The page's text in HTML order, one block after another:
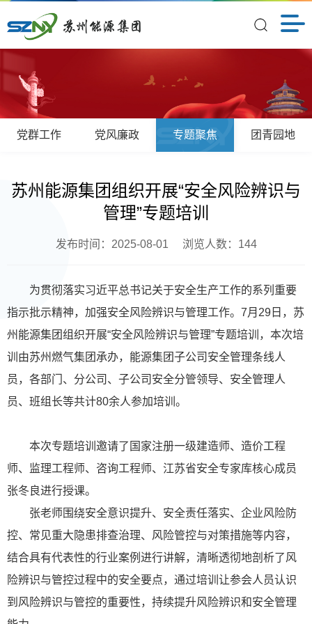
党群工作 党风廉政 专题聚焦 团青园地
苏州能源集团组织开展“安全风险辨识与
管理”专题培训
发布时间：2025-08-01 浏览人数： 144
为贯彻落实习近平总书记关于安全生产工作的系列重要
指示批示精神，加强安全风险辨识与管理工作。7月29日，苏
州能源集团组织开展“安全风险辨识与管理”专题培训，本次培
训由苏州燃气集团承办，能源集团子公司安全管理条线人
员，各部门、分公司、子公司安全分管领导、安全管理人
员、班组长等共计80余人参加培训。
本次专题培训邀请了国家注册一级建造师、造价工程
师、监理工程师、咨询工程师、江苏省安全专家库核心成员
张冬良进行授课。
张老师围绕安全意识提升、安全责任落实、企业风险防
控、常见重大隐患排查治理、风险管控与对策措施等内容，
结合具有代表性的行业案例进行讲解，清晰透彻地剖析了风
险辨识与管控过程中的安全要点，通过培训让参会人员认识
到风险辨识与管控的重要性，持续提升风险辨识和安全管理